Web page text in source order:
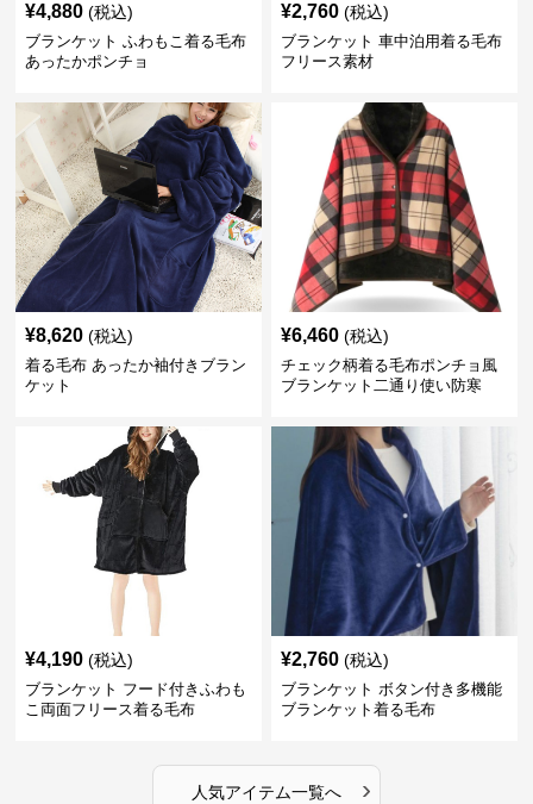
¥4,880 (税込)
ブランケット ふわもこ着る毛布
あったかポンチョ
¥2,760 (税込)
ブランケット 車中泊用着る毛布
フリース素材
¥8,620 (税込)
着る毛布 あったか袖付きブラン
ケット
¥6,460 (税込)
チェック柄着る毛布ポンチョ風
ブランケット二通り使い防寒
¥4,190 (税込)
ブランケット フード付きふわも
こ両面フリース着る毛布
¥2,760 (税込)
ブランケット ボタン付き多機能
ブランケット着る毛布
人気アイテム一覧へ ›